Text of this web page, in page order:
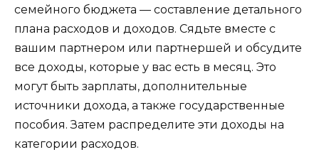
семейного бюджета — составление детального
плана расходов и доходов. Сядьте вместе с
вашим партнером или партнершей и обсудите
все доходы, которые у вас есть в месяц. Это
могут быть зарплаты, дополнительные
источники дохода, а также государственные
пособия. Затем распределите эти доходы на
категории расходов.